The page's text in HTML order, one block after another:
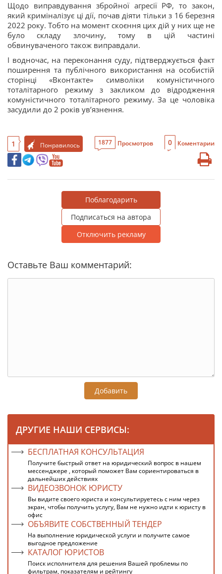
Щодо виправдування збройної агресії РФ, то закон,
який криміналізує ці дії, почав діяти тільки з 16 березня
2022 року. Тобто на момент скоєння цих дій у них ще не
було складу злочину, тому в цій частині
обвинуваченого також виправдали.
І водночас, на переконання суду, підтверджується факт
поширення та публічного використання на особистій
сторінці «Вконтакте» символіки комуністичного
тоталітарного режиму з закликом до відродження
комуністичного тоталітарного режиму. За це чоловіка
засудили до 2 років увʼязнення.
1 Понравилось 1877 Просмотров 0 Коментарии
Поблагодарить
Подписаться на автора
Отключить рекламу
Оставьте Ваш комментарий:
Добавить
ДРУГИЕ НАШИ СЕРВИСЫ:
БЕСПЛАТНАЯ КОНСУЛЬТАЦИЯ
Получите быстрый ответ на юридический вопрос в нашем
мессенджере , который поможет Вам сориентироваться в
дальнейших действиях
ВИДЕОЗВОНОК ЮРИСТУ
Вы видите своего юриста и консультируетесь с ним через
экран, чтобы получить услугу, Вам не нужно идти к юристу в
офис
ОБЪЯВИТЕ СОБСТВЕННЫЙ ТЕНДЕР
На выполнение юридической услуги и получите самое
выгодное предложение
КАТАЛОГ ЮРИСТОВ
Поиск исполнителя для решения Вашей проблемы по
фильтрам, показателям и рейтингу